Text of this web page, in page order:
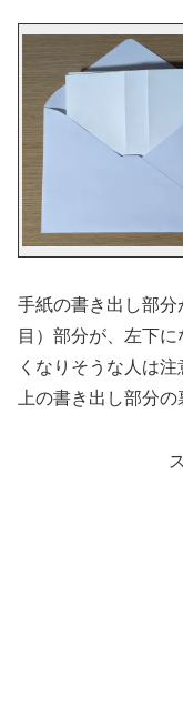
手紙の書き出し部分
目）部分が、左下
くなりそうな人は
上の書き出し部分の